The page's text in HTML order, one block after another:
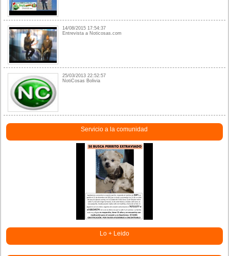
14/08/2015 17:54:37
Entrevista a Noticosas.com
25/03/2013 22:52:57
NotiCosas Bolivia
Servicio a la comunidad
Lo + Leido